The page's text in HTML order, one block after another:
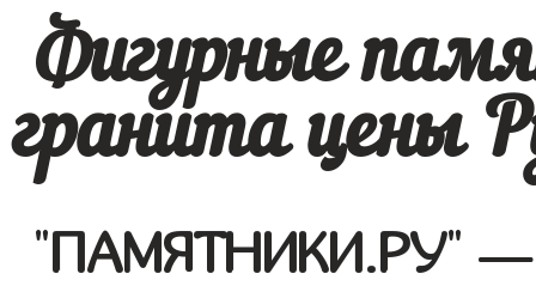
Фигурные
гранита цены
"ПАМЯТНИКИ.РУ" —